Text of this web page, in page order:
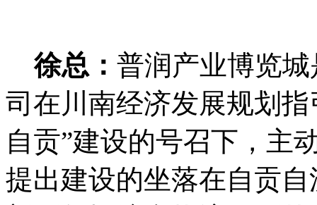
徐总： 普润产业博览
司在川南经济发展规划
自贡”建设的号召下，主
提出建设的坐落在自贡